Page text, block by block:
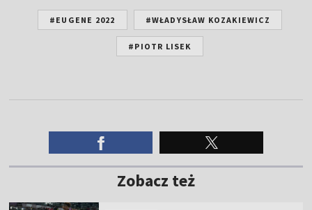
#EUGENE 2022 #WŁADYSŁAW KOZAKIEWICZ
#PIOTR LISEK
Zobacz też